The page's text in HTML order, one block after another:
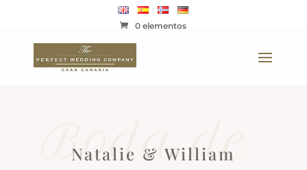
0 elementos
Boda de
Natalie & William